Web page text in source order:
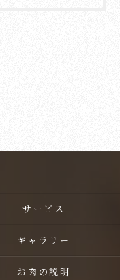
サービス
ギャラリー
お肉の説明